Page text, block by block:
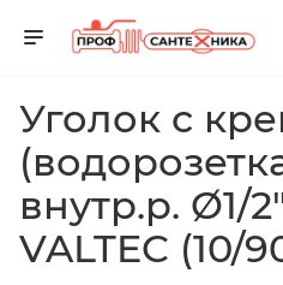
Уголок с
внутр.р. Ø1/
VALTEC (10/